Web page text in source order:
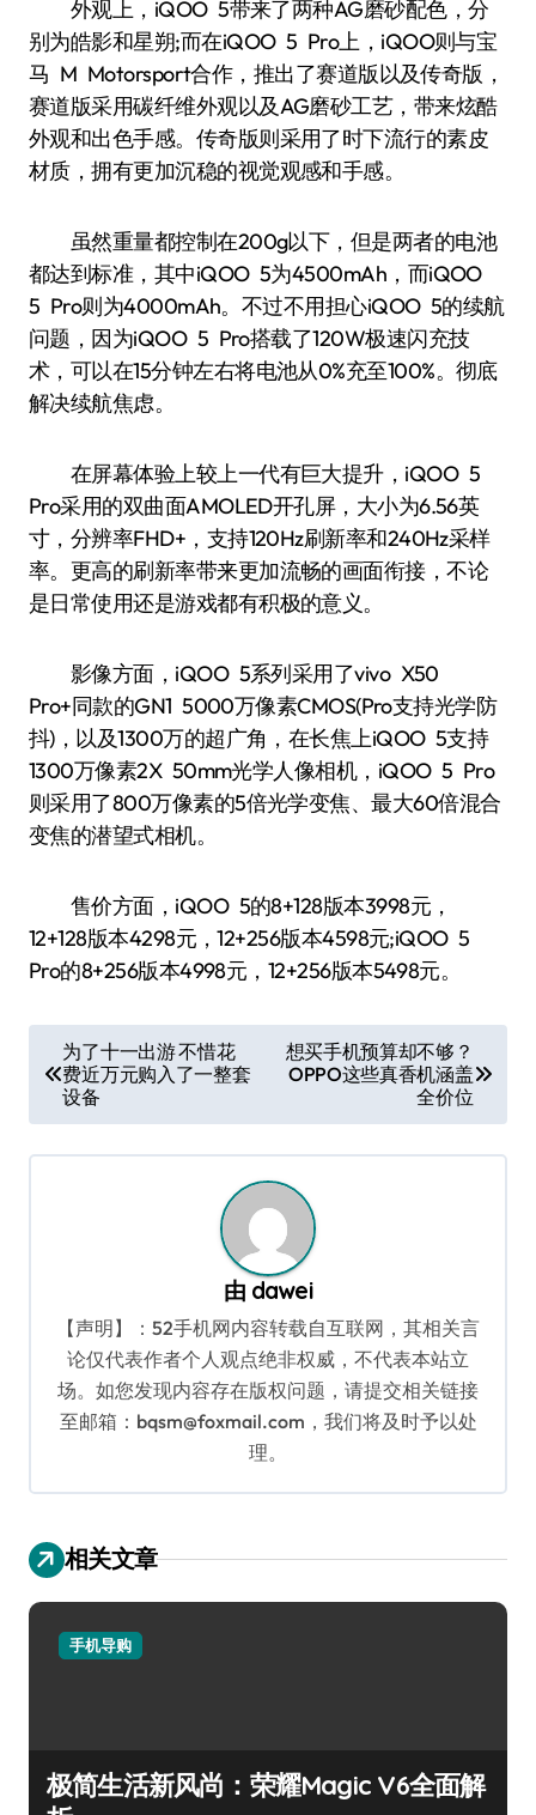
外观上，iQOO 5带来了两种AG磨砂配色，分
别为皓影和星朔;而在iQOO 5 Pro上，iQOO则与宝
马 M Motorsport合作，推出了赛道版以及传奇版，
赛道版采用碳纤维外观以及AG磨砂工艺，带来炫酷
外观和出色手感。传奇版则采用了时下流行的素皮
材质，拥有更加沉稳的视觉观感和手感。
虽然重量都控制在200g以下，但是两者的电池
都达到标准，其中iQOO 5为4500mAh，而iQOO
5 Pro则为4000mAh。不过不用担心iQOO 5的续航
问题，因为iQOO 5 Pro搭载了120W极速闪充技
术，可以在15分钟左右将电池从0%充至100%。彻底
解决续航焦虑。
在屏幕体验上较上一代有巨大提升，iQOO 5
Pro采用的双曲面AMOLED开孔屏，大小为6.56英
寸，分辨率FHD+，支持120Hz刷新率和240Hz采样
率。更高的刷新率带来更加流畅的画面衔接，不论
是日常使用还是游戏都有积极的意义。
影像方面，iQOO 5系列采用了vivo X50
Pro+同款的GN1 5000万像素CMOS(Pro支持光学防
抖)，以及1300万的超广角，在长焦上iQOO 5支持
1300万像素2X 50mm光学人像相机，iQOO 5 Pro
则采用了800万像素的5倍光学变焦、最大60倍混合
变焦的潜望式相机。
售价方面，iQOO 5的8+128版本3998元，
12+128版本4298元，12+256版本4598元;iQOO 5
Pro的8+256版本4998元，12+256版本5498元。
章
导
航
为了十一出游 不惜花
费近万元购入了一整套
设备
想买手机预算却不够？
OPPO这些真香机涵盖
全价位
由 dawei
【声明】：52手机网内容转载自互联网，其相关言
论仅代表作者个人观点绝非权威，不代表本站立
场。如您发现内容存在版权问题，请提交相关链接
至邮箱：bqsm@foxmail.com，我们将及时予以处
理。
相关文章
手机导购
极简生活新风尚：荣耀Magic V6全面解